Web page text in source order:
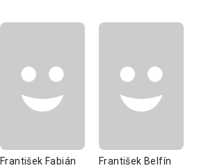
František Fabián František Belfín